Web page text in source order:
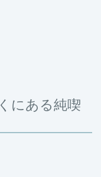
にある純喫